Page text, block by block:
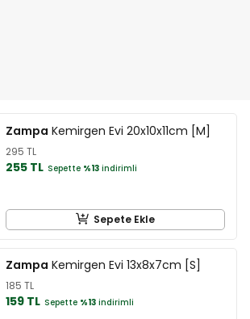
Zampa Kemirgen Evi 20x10x11cm [M]
295 TL
255 TL Sepette %13 indirimli
Sepete Ekle
Zampa Kemirgen Evi 13x8x7cm [S]
185 TL
159 TL Sepette %13 indirimli